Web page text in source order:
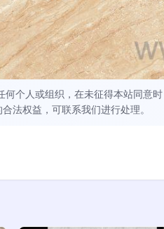
个人或组织，在未征得本站同意
法权益，可联系我们进行处理。